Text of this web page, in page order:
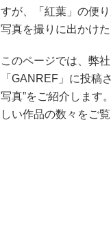
すが、「紅葉」の便
写真を撮りに出かけた
このページでは、弊
「GANREF」に投稿
写真”をご紹介します
しい作品の数々をご